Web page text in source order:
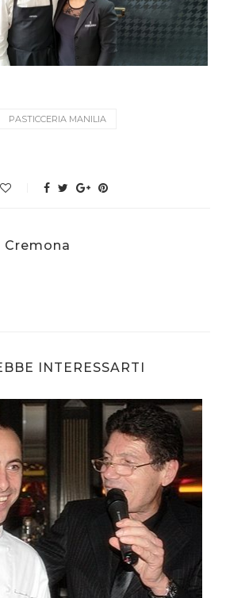
PASTICCERIA MANILIA
Cremona
INTERESSARTI